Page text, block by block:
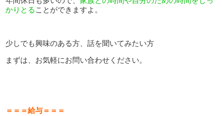
かりとる ことができますよ。
少しでも興味のある方、話を聞いてみたい方
まずは、お気軽にお問い合わせください。
＝＝＝給与＝＝＝